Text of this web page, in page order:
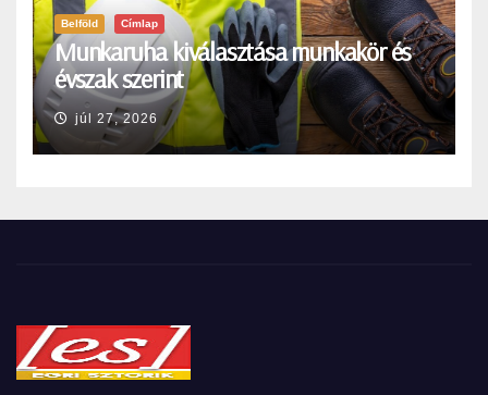
Belföld Címlap
Munkaruha kiválasztása munkakör és
évszak szerint
júl 27, 2026